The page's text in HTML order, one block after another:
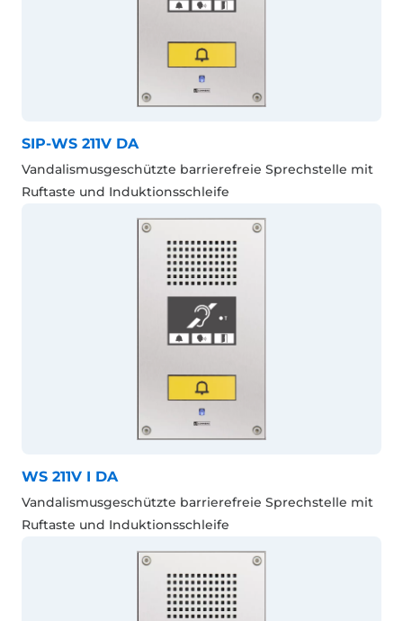
SIP-WS 211V DA
Vandalismusgeschützte barrierefreie Sprechstelle mit
Ruftaste und Induktionsschleife
WS 211V I DA
Vandalismusgeschützte barrierefreie Sprechstelle mit
Ruftaste und Induktionsschleife